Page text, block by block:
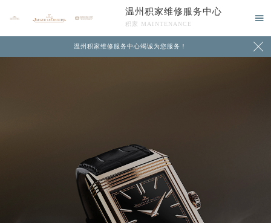
温州积家维修服务中心
积家 MAINTENANCE

温州积家维修服务中心竭诚为您服务！ 